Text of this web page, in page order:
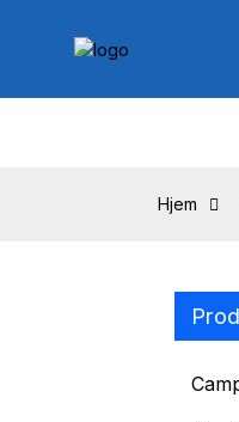
Hjem